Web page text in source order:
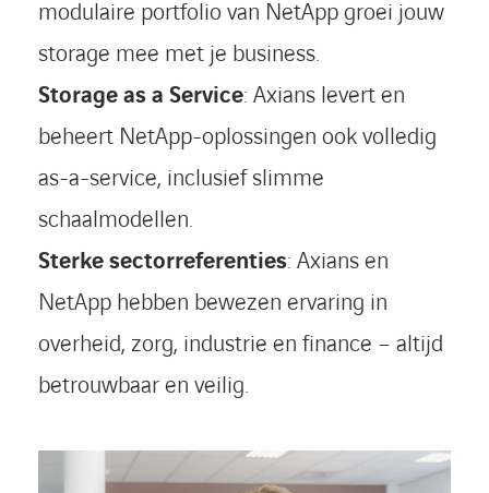
modulaire portfolio van NetApp groei jouw
storage mee met je business.
Storage as a Service: Axians levert en
beheert NetApp-oplossingen ook volledig
as-a-service, inclusief slimme
schaalmodellen.
Sterke sectorreferenties: Axians en
NetApp hebben bewezen ervaring in
overheid, zorg, industrie en finance – altijd
betrouwbaar en veilig.